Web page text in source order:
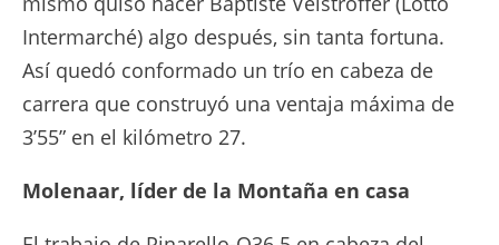
Intermarché) algo después, sin tanta fortuna.
Así quedó conformado un trío en cabeza de
carrera que construyó una ventaja máxima de
3’55” en el kilómetro 27.
Molenaar, líder de la Montaña en casa